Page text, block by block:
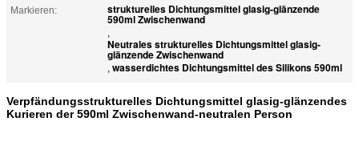
Markieren:
strukturelles Dichtungsmittel glasig-glänzende
590ml Zwischenwand
,
Neutrales strukturelles Dichtungsmittel glasig-
glänzende Zwischenwand
, wasserdichtes Dichtungsmittel des Silikons 590ml
Verpfändungsstrukturelles Dichtungsmittel glasig-glänzendes
Kurieren der 590ml Zwischenwand-neutralen Person